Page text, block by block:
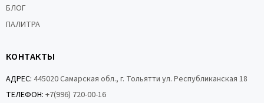
БЛОГ
ПАЛИТРА
КОНТАКТЫ
АДРЕС: 445020 Самарская обл., г. Тольятти ул. Республиканская 18
ТЕЛЕФОН: +7(996) 720-00-16